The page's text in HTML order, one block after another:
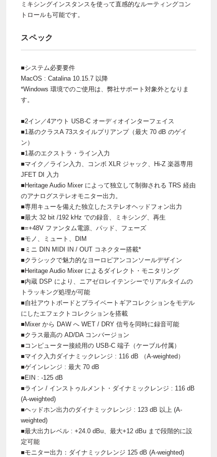
ミキシングインスタンスを使って直感的なルーティングコン
トロールも可能です。
スペック
■システム必要要件
MacOS : Catalina 10.15.7 以降
*Windows 環境でのご使用は、弊社サポート対象外となりま
す。
■2イン／4アウト USB-C オーディオインターフェイス
■1基のクラスA 73スタイルプリアンプ（最大 70 dB のゲイ
ン）
■1基のエクストラ・ライン入力
■マイク／ライン入力、コンボ XLR ジャック、Hi-Z 楽器専用
JFET DI 入力
■Heritage Audio Mixer によって独立して制御される TRS 経由
のアナログステレオモニター出力。
■専用キューを備えた独立したステレオヘッドフォン出力
■最大 32 bit /192 kHz での録音、ミキシング、再生
■=+48V ファンタム電源、パッド、フェーズ
■モノ、ミュート、DIM
■ミニ DIN MIDI IN / OUT コネクター搭載*
■クラシックで魅力的なヨーロピアンコンソールデザイン
■Heritage Audio Mixer によるダイレクト・モニタリング
■内蔵 DSP により、ニアゼロレイテンシーでリアルタイムの
トラッキング処理が可能
■自社アウトボードとプライベートギアコレクションをモデル
にしたエフェクトコレクションを搭載
■Mixer から DAW へ WET / DRY 信号を同時に録音可能
■クラス最高の AD/DA コンバージョン
■コンピューター接続用の USB-C 端子（ケーブル付属）
■マイク入力ダイナミックレンジ : 116 dB （A-weighted）
■ゲインレンジ : 最大 70 dB
■EIN : -125 dB
■ライン / インストゥルメント・ダイナミックレンジ : 116 dB
(A-weighted)
■ヘッドホン出力のダイナミックレンジ : 123 dB 以上 (A-
weighted)
■最大出力レベル : +24.0 dBu、最大+12 dBu まで段階的に設
定可能
■モニター出力：ダイナミックレンジ 125 dB (A-weighted)